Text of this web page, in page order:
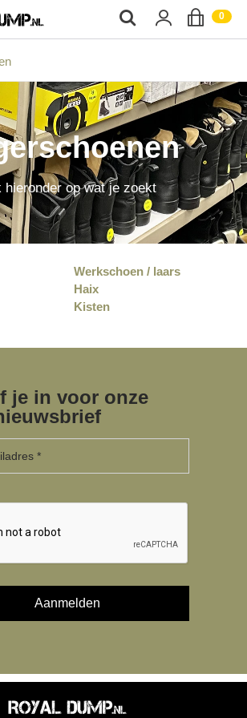
0;
hieronder op wat je zoekt
Werkschoen / laars
Haix
Kisten
je in voor onze